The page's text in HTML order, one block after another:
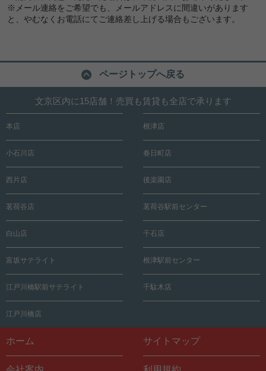
※メール連絡をご希望でも、メールアドレスに間違いがあります
と、やむなくお電話にてご連絡差し上げる場合もございます。
ページトップへ戻る
文京区内に15店舗！売買も賃貸も全店で承ります
本店 根津店
小石川店 春日町店
西片店 後楽園店
茗荷谷店 茗荷谷駅前センター
白山店 千石店
富坂サテライト 根津駅前センター
江戸川橋駅前サテライト 千駄木店
江戸川橋店
ホーム サイトマップ